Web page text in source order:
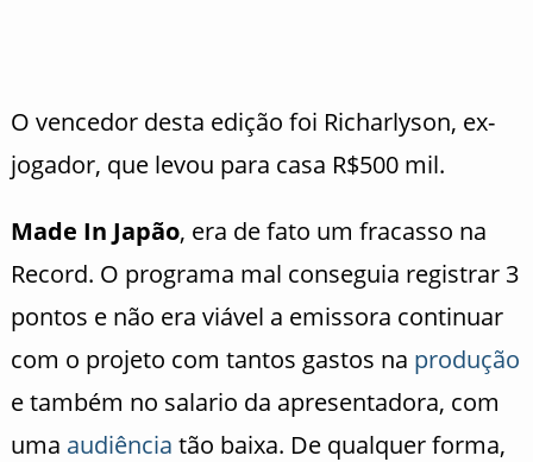
O vencedor desta edição foi Richarlyson, ex-
jogador, que levou para casa R$500 mil.
Made In Japão, era de fato um fracasso na
Record. O programa mal conseguia registrar 3
pontos e não era viável a emissora continuar
com o projeto com tantos gastos na produção
e também no salario da apresentadora, com
uma audiência tão baixa. De qualquer forma,